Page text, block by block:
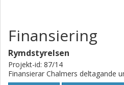
Finansiering
Rymdstyrelsen
Projekt-id: 87/14
Finansierar Chalmers deltagande